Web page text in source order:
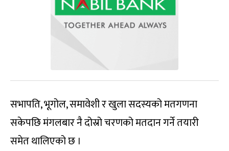
सभापति, भूगोल, समावेशी र खुला सदस्यको मतगणना
सकेपछि मंगलबार नै दोस्रो चरणको मतदान गर्ने तयारी
समेत थालिएको छ ।